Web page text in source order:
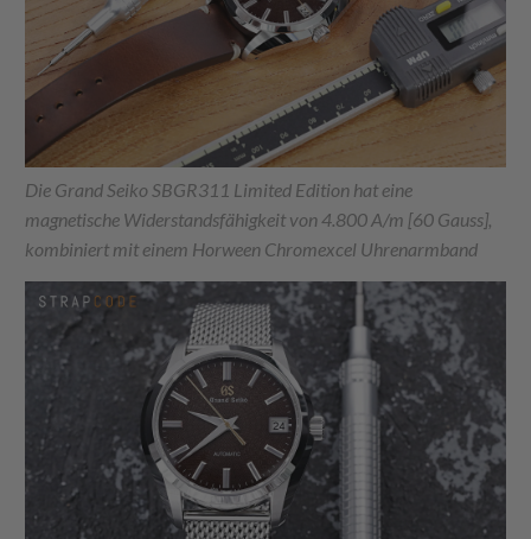
Die Grand Seiko SBGR311 Limited Edition hat eine
magnetische Widerstandsfähigkeit von 4.800 A/m [60 Gauss],
kombiniert mit einem Horween Chromexcel Uhrenarmband